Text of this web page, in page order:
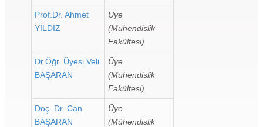
Prof.Dr. Ahmet
YILDIZ
Üye
(Mühendislik
Fakültesi)
Dr.Öğr. Üyesi Veli
BAŞARAN
Üye
(Mühendislik
Fakültesi)
Doç. Dr. Can
BAŞARAN
Üye
(Mühendislik